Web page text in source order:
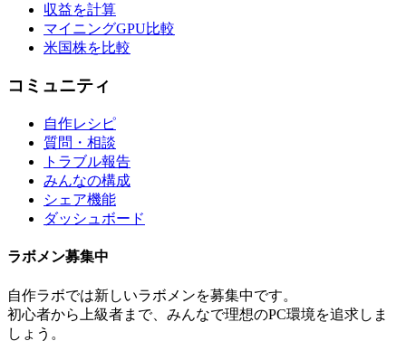
収益を計算
マイニングGPU比較
米国株を比較
コミュニティ
自作レシピ
質問・相談
トラブル報告
みんなの構成
シェア機能
ダッシュボード
ラボメン募集中
自作ラボでは新しいラボメンを募集中です。
初心者から上級者まで、みんなで理想のPC環境を追求しま
しょう。